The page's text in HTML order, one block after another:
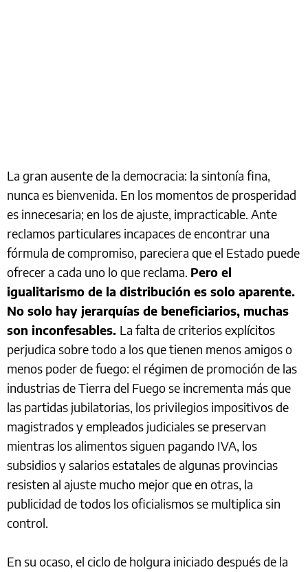
La gran ausente de la democracia: la sintonía fina,
nunca es bienvenida. En los momentos de prosperidad
es innecesaria; en los de ajuste, impracticable. Ante
reclamos particulares incapaces de encontrar una
fórmula de compromiso, pareciera que el Estado puede
ofrecer a cada uno lo que reclama. Pero el
igualitarismo de la distribución es solo aparente.
No solo hay jerarquías de beneficiarios, muchas
son inconfesables. La falta de criterios explícitos
perjudica sobre todo a los que tienen menos amigos o
menos poder de fuego: el régimen de promoción de las
industrias de Tierra del Fuego se incrementa más que
las partidas jubilatorias, los privilegios impositivos de
magistrados y empleados judiciales se preservan
mientras los alimentos siguen pagando IVA, los
subsidios y salarios estatales de algunas provincias
resisten al ajuste mucho mejor que en otras, la
publicidad de todos los oficialismos se multiplica sin
control.
En su ocaso, el ciclo de holgura iniciado después de la